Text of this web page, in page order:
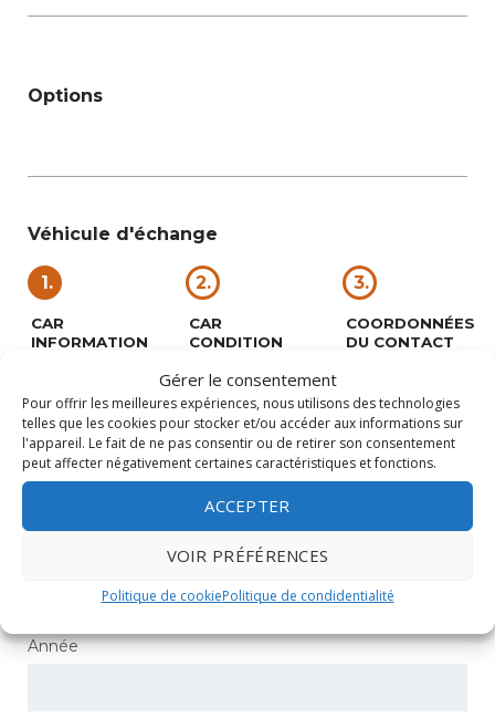
Gérer le consentement
Pour offrir les meilleures expériences, nous utilisons des technologies
telles que les cookies pour stocker et/ou accéder aux informations sur
l'appareil. Le fait de ne pas consentir ou de retirer son consentement
peut affecter négativement certaines caractéristiques et fonctions.
ACCEPTER
VOIR PRÉFÉRENCES
Politique de cookiePolitique de condidentialité
Options
Véhicule d'échange
1.
CAR
INFORMATION
2.
CAR
CONDITION
details
3.
COORDONNÉES
DU CONTACT
Fabriquant
Année